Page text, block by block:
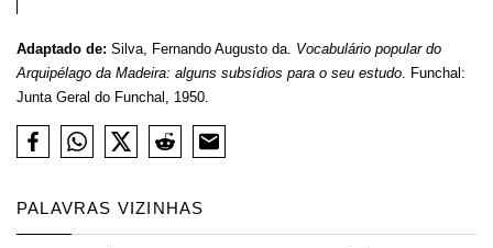
Adaptado de: Silva, Fernando Augusto da. Vocabulário popular do
Arquipélago da Madeira: alguns subsídios para o seu estudo. Funchal:
Junta Geral do Funchal, 1950.
PALAVRAS VIZINHAS